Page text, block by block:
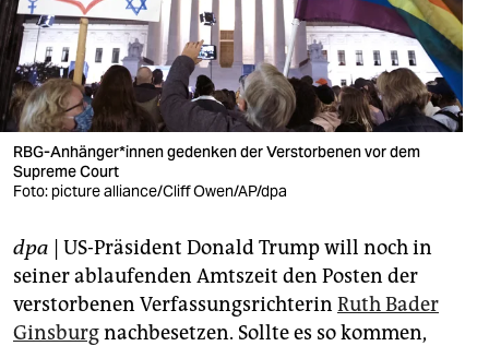
wahrheit
verlag
verlag
veranstaltungen
shop
fragen & hilfe
unterstützen
abo
RBG-Anhänger*innen gedenken der Verstorbenen vor dem
Supreme Court
Foto: picture alliance/Cliff Owen/AP/dpa
dpa | US-Präsident Donald Trump will noch in
seiner ablaufenden Amtszeit den Posten der
verstorbenen Verfassungsrichterin Ruth Bader
Ginsburgnachbesetzen. Sollte es so kommen,